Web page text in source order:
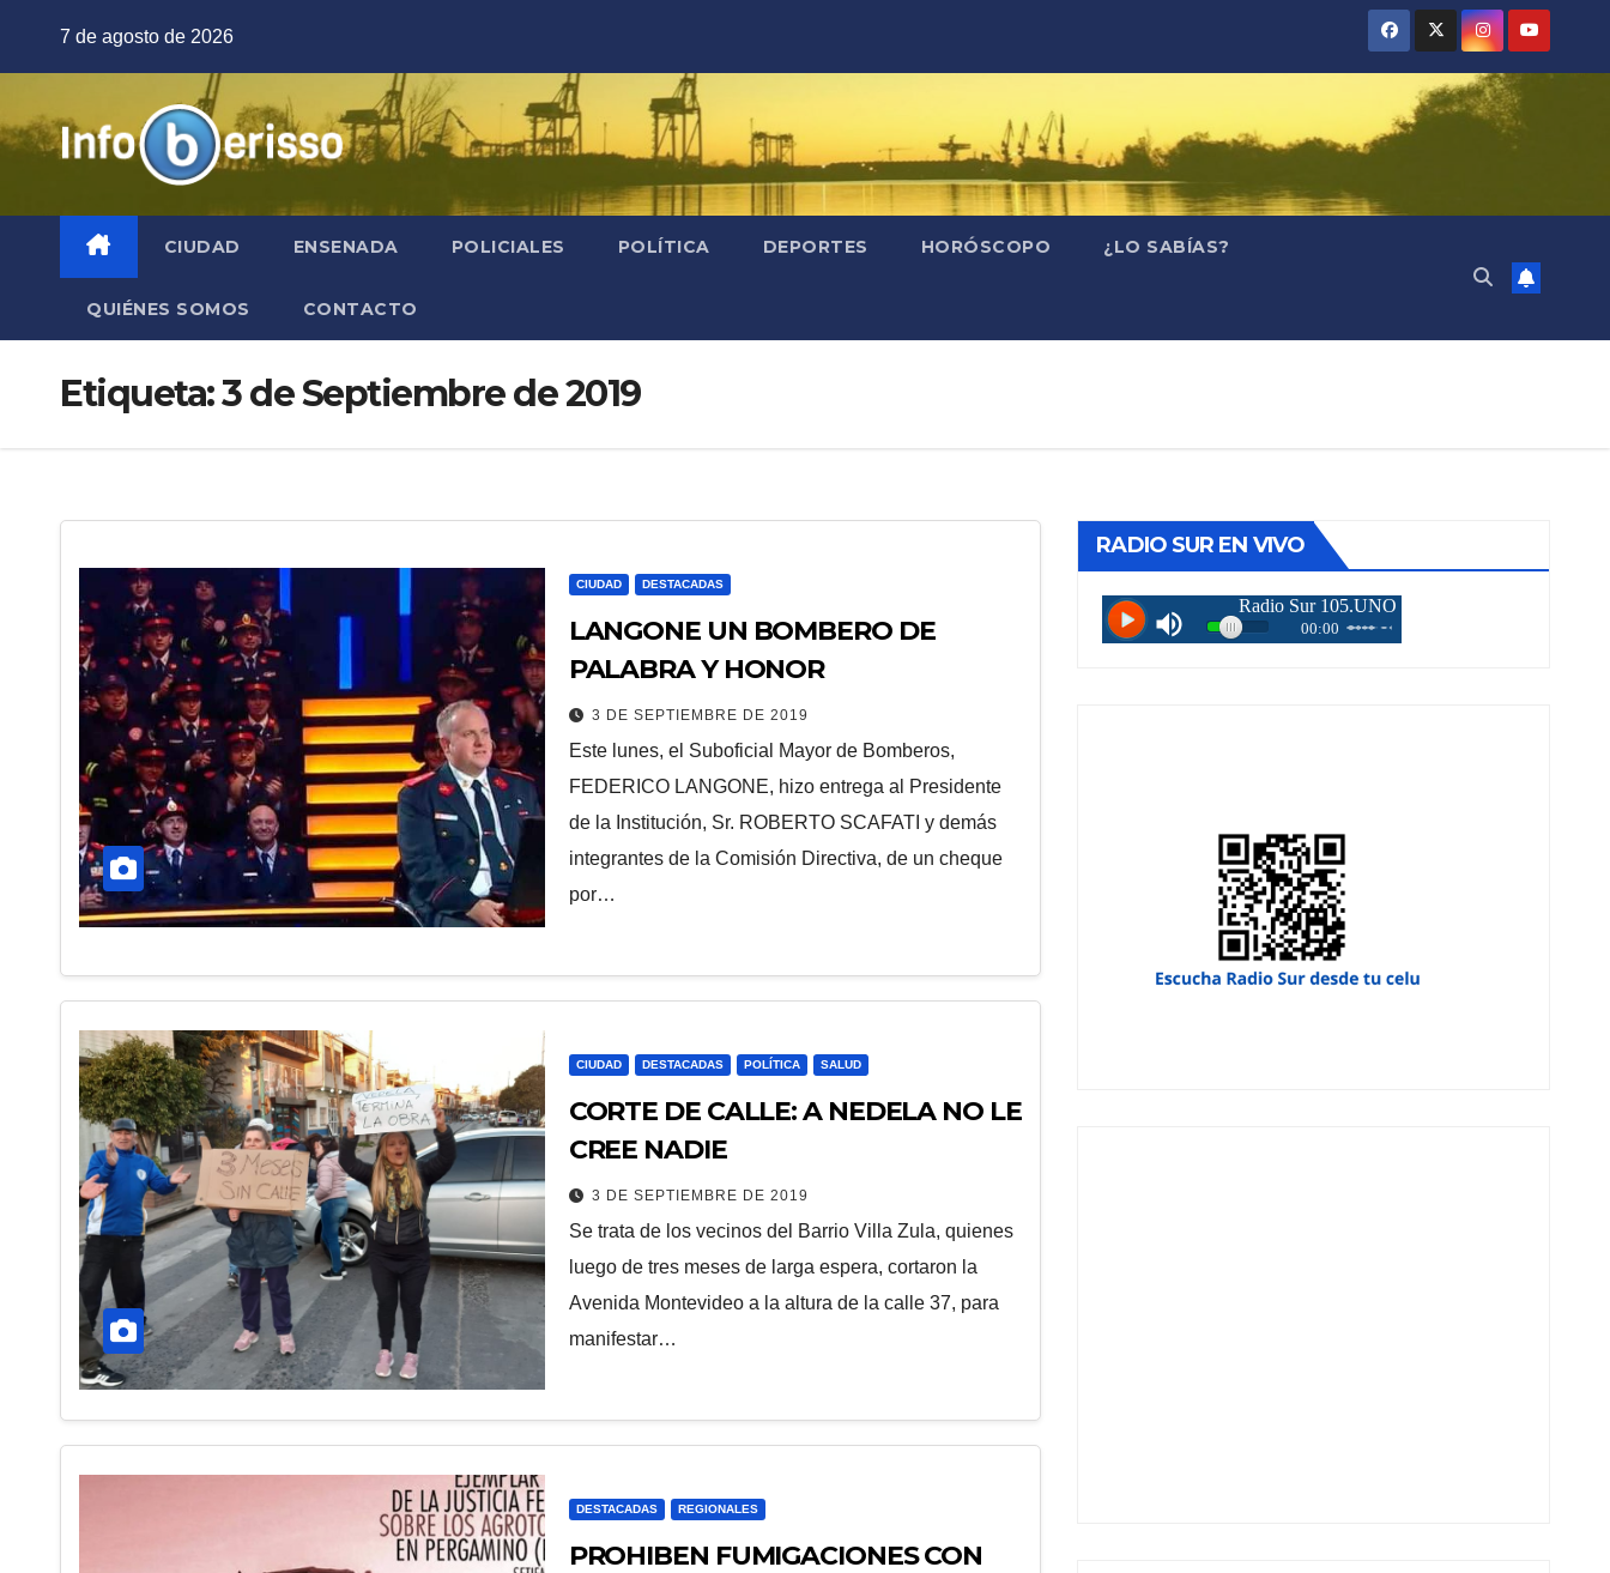
7 de agosto de 2026
CIUDAD ENSENADA POLICIALES POLÍTICA DEPORTES HORÓSCOPO ¿LO SABÍAS?
QUIÉNES SOMOS CONTACTO
Etiqueta:3 de Septiembre de 2019
CIUDAD DESTACADAS
LANGONE UN BOMBERO DE
PALABRA Y HONOR
3 DE SEPTIEMBRE DE 2019
Este lunes, el Suboficial Mayor de Bomberos,
FEDERICO LANGONE, hizo entrega al Presidente
de la Institución, Sr. ROBERTO SCAFATI y demás
integrantes de la Comisión Directiva, de un cheque
por…
CIUDAD DESTACADAS POLÍTICA SALUD
CORTE DE CALLE: A NEDELA NO LE
CREE NADIE
3 DE SEPTIEMBRE DE 2019
Se trata de los vecinos del Barrio Villa Zula, quienes
luego de tres meses de larga espera, cortaron la
Avenida Montevideo a la altura de la calle 37, para
manifestar…
DESTACADAS REGIONALES
PROHIBEN FUMIGACIONES CON
RADIO SUR EN VIVO